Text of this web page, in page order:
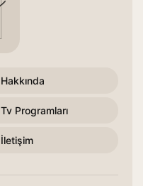
Hakkında
Tv Programları
İletişim